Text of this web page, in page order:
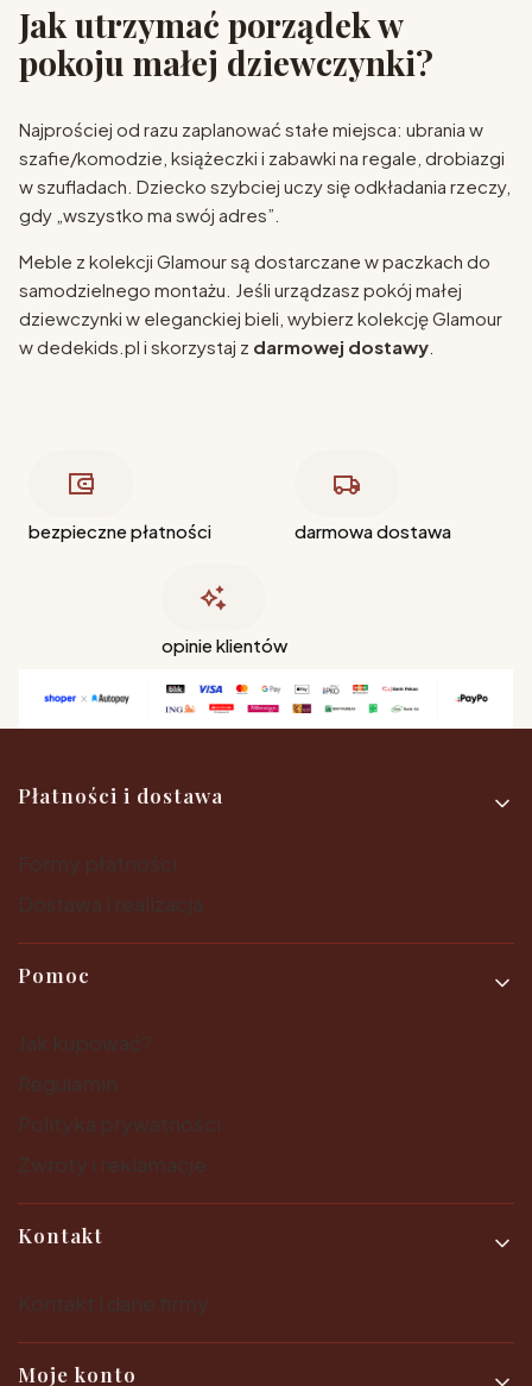
Jak utrzymać porządek w
pokoju małej dziewczynki?
Najprościej od razu zaplanować stałe miejsca: ubrania w
szafie/komodzie, książeczki i zabawki na regale, drobiazgi
w szufladach. Dziecko szybciej uczy się odkładania rzeczy,
gdy „wszystko ma swój adres”.
Meble z kolekcji Glamour są dostarczane w paczkach do
samodzielnego montażu. Jeśli urządzasz pokój małej
dziewczynki w eleganckiej bieli, wybierz kolekcję Glamour
w dedekids.pl i skorzystaj z darmowej dostawy
bezpieczne płatności darmowa dostawa
opinie klientów
Linki w stopce
Płatności i dostawa
Pomoc
Kontakt
Moje konto